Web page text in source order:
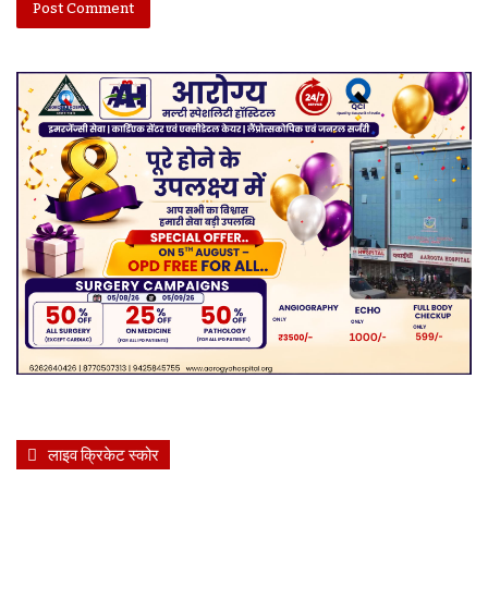
लाइव क्रिकेट स्कोर